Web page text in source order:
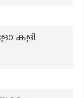
കളി